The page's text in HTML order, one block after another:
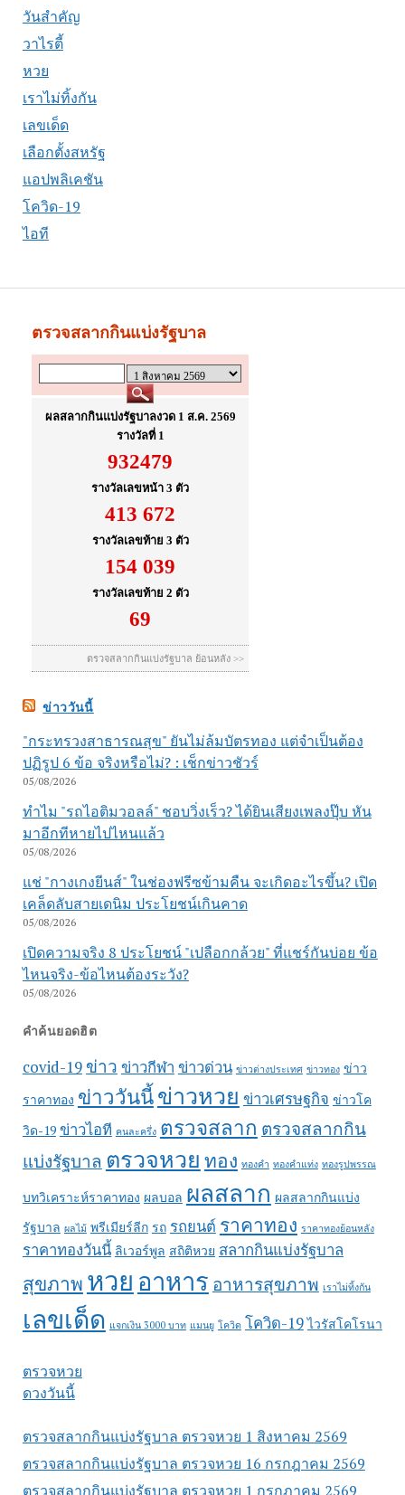
วันสำคัญ
วาไรตี้
หวย
เราไม่ทิ้งกัน
เลขเด็ด
เลือกตั้งสหรัฐ
แอปพลิเคชัน
โควิด-19
ไอที
ข่าววันนี้
"กระทรวงสาธารณสุข" ยันไม่ล้มบัตรทอง แต่จำเป็นต้อง
ปฏิรูป 6 ข้อ จริงหรือไม่? : เช็กข่าวชัวร์
05/08/2026
ทำไม "รถไอติมวอลล์" ชอบวิ่งเร็ว? ได้ยินเสียงเพลงปุ๊บ หัน
มาอีกทีหายไปไหนแล้ว
05/08/2026
แช่ "กางเกงยีนส์" ในช่องฟรีซข้ามคืน จะเกิดอะไรขึ้น? เปิด
เคล็ดลับสายเดนิม ประโยชน์เกินคาด
05/08/2026
เปิดความจริง 8 ประโยชน์ "เปลือกกล้วย" ที่แชร์กันบ่อย ข้อ
ไหนจริง-ข้อไหนต้องระวัง?
05/08/2026
คำค้นยอดฮิต
covid-19 ข่าว ข่าวกีฬา ข่าวด่วน ข่าวต่างประเทศ ข่าวทอง ข่าว
ราคาทอง ข่าววันนี้ข่าวหวย ข่าวเศรษฐกิจ ข่าวโค
วิด-19 ข่าวไอที คนละครึ่ง ตรวจสลาก ตรวจสลากกิน
แบ่งรัฐบาล ตรวจหวย ทอง ทองคำ ทองคำแท่ง ทองรูปพรรณ
บทวิเคราะห์ราคาทอง ผลบอล ผลสลาก ผลสลากกินแบ่ง
รัฐบาล ผลไม้ พรีเมียร์ลีก รถ รถยนต์ ราคาทอง ราคาทองย้อนหลัง
ราคาทองวันนี้ ลิเวอร์พูล สถิติหวย สลากกินแบ่งรัฐบาล
สุขภาพ หวย อาหาร อาหารสุขภาพ เราไม่ทิ้งกัน
เลขเด็ด แจกเงิน 3000 บาท แมนยู โควิด โควิด-19 ไวรัสโคโรนา
ตรวจหวย
ดวงวันนี้
ตรวจสลากกินแบ่งรัฐบาล ตรวจหวย 1 สิงหาคม 2569
ตรวจสลากกินแบ่งรัฐบาล ตรวจหวย 16 กรกฎาคม 2569
ตรวจสลากกินแบ่งรัฐบาล ตรวจหวย 1 กรกฎาคม 2569